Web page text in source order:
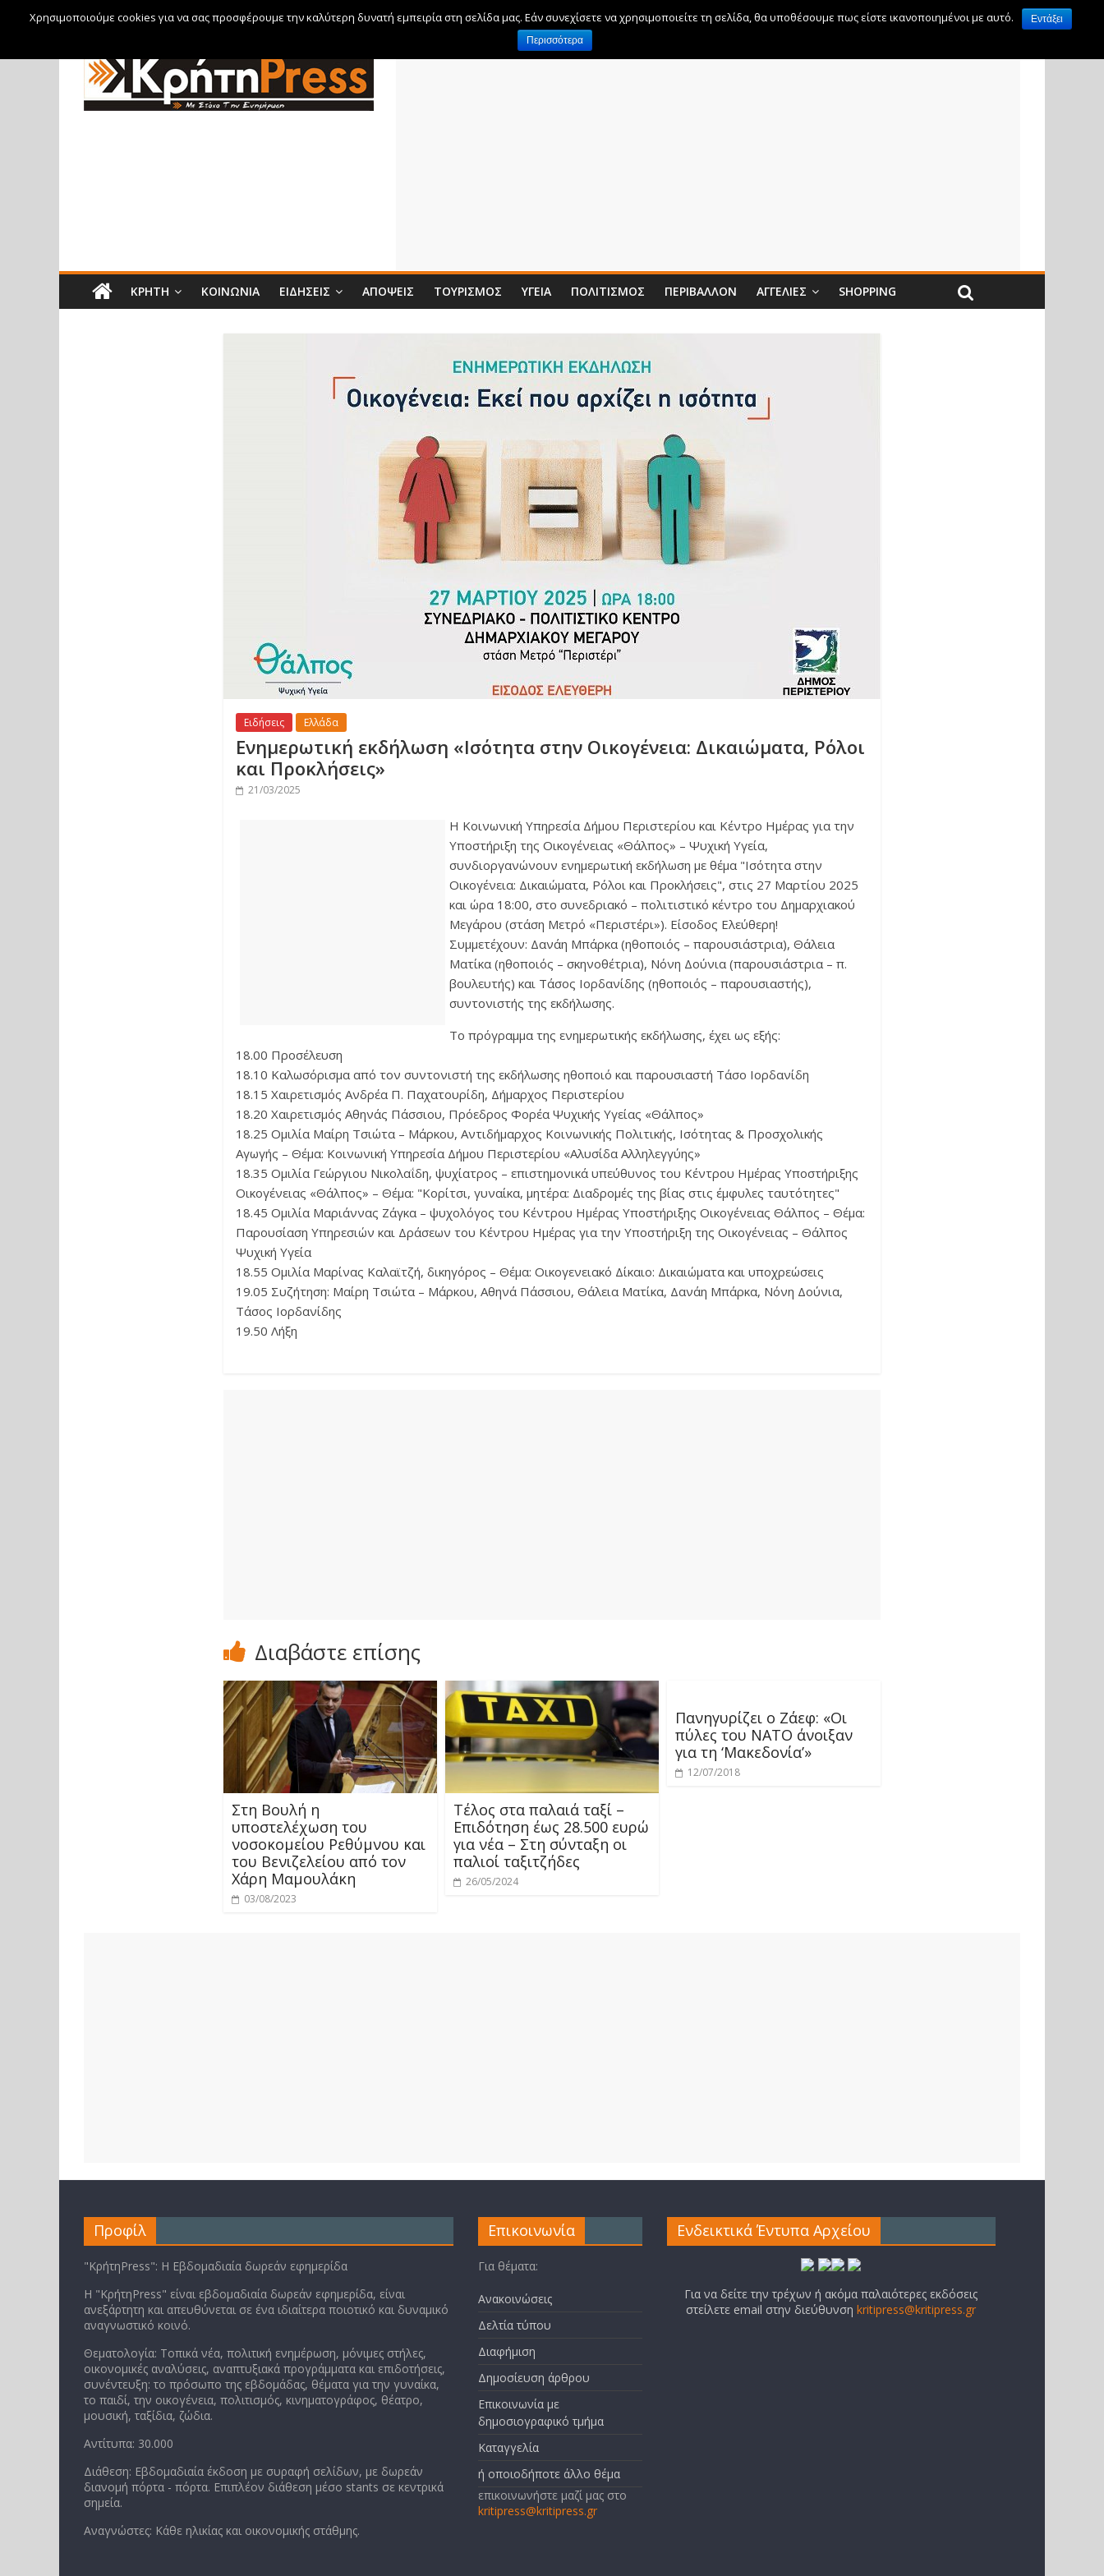
Κυριακή, 9 Αυγούστου, 2026
ΚΡΉΤΗ ΚΟΙΝΩΝΊΑ ΕΙΔΉΣΕΙΣ ΑΠΌΨΕΙΣ ΤΟΥΡΙΣΜΌΣ ΥΓΕΊΑ ΠΟΛΙΤΙΣΜΌΣ ΠΕΡΙΒΆΛΛΟΝ ΑΓΓΕΛΊΕΣ SHOPPING
Ειδήσεις Ελλάδα
Ενημερωτική εκδήλωση «Ισότητα στην Οικογένεια: Δικαιώματα, Ρόλοι
και Προκλήσεις»
21/03/2025
Η Κοινωνική Υπηρεσία Δήμου Περιστερίου και Κέντρο Ημέρας για την
Υποστήριξη της Οικογένειας «Θάλπος» – Ψυχική Υγεία,
συνδιοργανώνουν ενημερωτική εκδήλωση με θέμα "Ισότητα στην
Οικογένεια: Δικαιώματα, Ρόλοι και Προκλήσεις", στις 27 Μαρτίου 2025
και ώρα 18:00, στο συνεδριακό – πολιτιστικό κέντρο του Δημαρχιακού
Μεγάρου (στάση Μετρό «Περιστέρι»). Είσοδος Ελεύθερη!
Συμμετέχουν: Δανάη Μπάρκα (ηθοποιός – παρουσιάστρια), Θάλεια
Ματίκα (ηθοποιός – σκηνοθέτρια), Νόνη Δούνια (παρουσιάστρια – π.
βουλευτής) και Τάσος Ιορδανίδης (ηθοποιός – παρουσιαστής),
συντονιστής της εκδήλωσης.
Το πρόγραμμα της ενημερωτικής εκδήλωσης, έχει ως εξής:
18.00 Προσέλευση
18.10 Καλωσόρισμα από τον συντονιστή της εκδήλωσης ηθοποιό και παρουσιαστή Τάσο Ιορδανίδη
18.15 Χαιρετισμός Ανδρέα Π. Παχατουρίδη, Δήμαρχος Περιστερίου
18.20 Χαιρετισμός Αθηνάς Πάσσιου, Πρόεδρος Φορέα Ψυχικής Υγείας «Θάλπος»
18.25 Ομιλία Μαίρη Τσιώτα – Μάρκου, Αντιδήμαρχος Κοινωνικής Πολιτικής, Ισότητας & Προσχολικής
Αγωγής – Θέμα: Κοινωνική Υπηρεσία Δήμου Περιστερίου «Αλυσίδα Αλληλεγγύης»
18.35 Ομιλία Γεώργιου Νικολαΐδη, ψυχίατρος – επιστημονικά υπεύθυνος του Κέντρου Ημέρας Υποστήριξης
Οικογένειας «Θάλπος» – Θέμα: "Κορίτσι, γυναίκα, μητέρα: Διαδρομές της βίας στις έμφυλες ταυτότητες"
18.45 Ομιλία Μαριάννας Ζάγκα – ψυχολόγος του Κέντρου Ημέρας Υποστήριξης Οικογένειας Θάλπος – Θέμα:
Παρουσίαση Υπηρεσιών και Δράσεων του Κέντρου Ημέρας για την Υποστήριξη της Οικογένειας – Θάλπος
Ψυχική Υγεία
18.55 Ομιλία Μαρίνας Καλαϊτζή, δικηγόρος – Θέμα: Οικογενειακό Δίκαιο: Δικαιώματα και υποχρεώσεις
19.05 Συζήτηση: Μαίρη Τσιώτα – Μάρκου, Αθηνά Πάσσιου, Θάλεια Ματίκα, Δανάη Μπάρκα, Νόνη Δούνια,
Τάσος Ιορδανίδης
19.50 Λήξη
Διαβάστε επίσης
Στη Βουλή η
υποστελέχωση του
νοσοκομείου Ρεθύμνου και
του Βενιζελείου από τον
Χάρη Μαμουλάκη
03/08/2023
Τέλος στα παλαιά ταξί –
Επιδότηση έως 28.500 ευρώ
για νέα – Στη σύνταξη οι
παλιοί ταξιτζήδες
26/05/2024
Πανηγυρίζει ο Ζάεφ: «Οι
πύλες του ΝΑΤΟ άνοιξαν
για τη ‘Μακεδονία’»
12/07/2018
Προφίλ
"ΚρήτηPress": Η Εβδομαδιαία δωρεάν εφημερίδα
Η "ΚρήτηPress" είναι εβδομαδιαία δωρεάν εφημερίδα, είναι
ανεξάρτητη και απευθύνεται σε ένα ιδιαίτερα ποιοτικό και δυναμικό
αναγνωστικό κοινό.
Θεματολογία: Τοπικά νέα, πολιτική ενημέρωση, μόνιμες στήλες,
οικονομικές αναλύσεις, αναπτυξιακά προγράμματα και επιδοτήσεις,
συνέντευξη: το πρόσωπο της εβδομάδας, θέματα για την γυναίκα,
το παιδί, την οικογένεια, πολιτισμός, κινηματογράφος, θέατρο,
μουσική, ταξίδια, ζώδια.
Αντίτυπα: 30.000
Διάθεση: Εβδομαδιαία έκδοση με συραφή σελίδων, με δωρεάν
διανομή πόρτα - πόρτα. Επιπλέον διάθεση μέσο stants σε κεντρικά
σημεία.
Αναγνώστες: Κάθε ηλικίας και οικονομικής στάθμης.
Επικοινωνία
Για θέματα:
Ανακοινώσεις
Δελτία τύπου
Διαφήμιση
Δημοσίευση άρθρου
Επικοινωνία με
δημοσιογραφικό τμήμα
Καταγγελία
ή οποιοδήποτε άλλο θέμα
επικοινωνήστε μαζί μας στο
kritipress@kritipress.gr
Ενδεικτικά Έντυπα Αρχείου
Για να δείτε την τρέχων ή ακόμα παλαιότερες εκδόσεις
στείλετε email στην διεύθυνσηkritipress@kritipress.gr
Χρησιμοποιούμε cookies για να σας προσφέρουμε την καλύτερη δυνατή εμπειρία στη σελίδα μας. Εάν συνεχίσετε να χρησιμοποιείτε τη σελίδα, θα υποθέσουμε πως είστε ικανοποιημένοι με αυτό.
Εντάξει
Περισσότερα